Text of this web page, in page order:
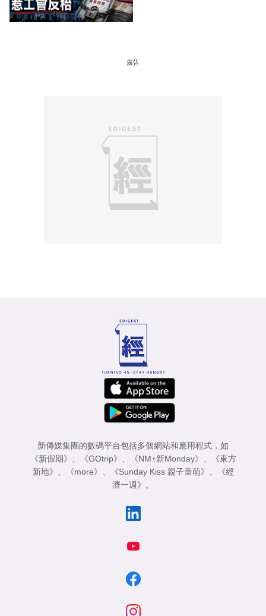
廣告
新傳媒集團的數碼平台包括多個網站和應用程式，如
《新假期》
《GOtrip》 《NM+新Monday》
《東方
新地》
《more》 《Sunday Kiss 親子童萌》
《經
濟一週》
。